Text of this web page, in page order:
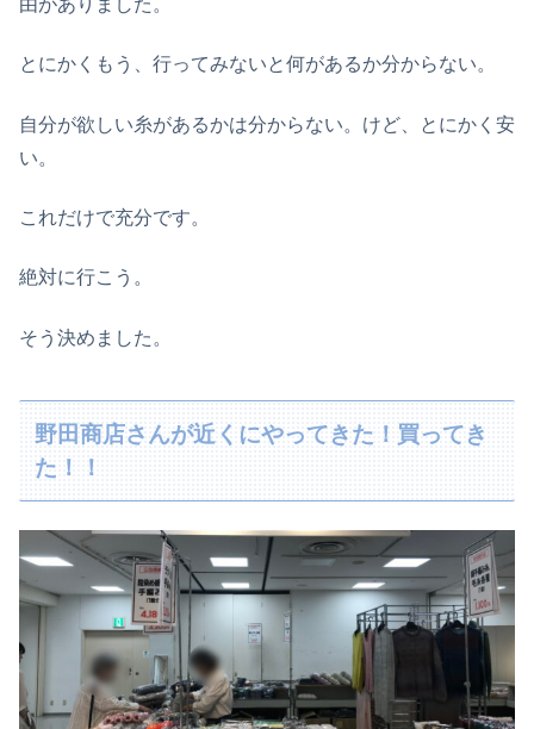
とにかくもう、行ってみないと何があるか分からない。
自分が欲しい糸があるかは分からない。けど、とにかく安
い。
これだけで充分です。
絶対に行こう。
そう決めました。
野田商店さんが近くにやってきた！買ってき
た！！